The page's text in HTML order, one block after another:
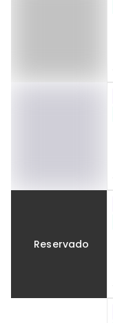
Reservado